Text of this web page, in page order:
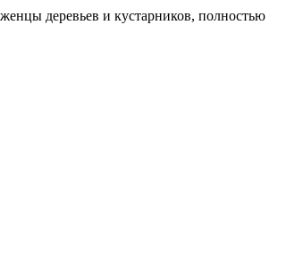
деревьев и кустарников, полностью